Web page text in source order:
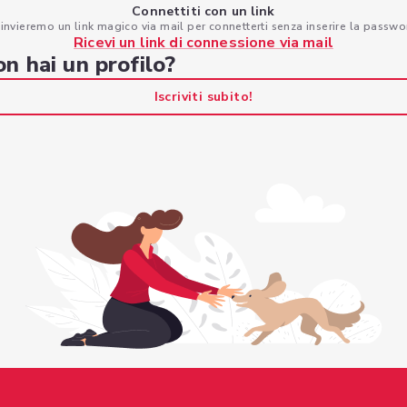
Connettiti con un link
un link magico via mail per connetterti senza inserire la
Ricevi un link di connessione via mail
hai un profilo?
Iscriviti subito!